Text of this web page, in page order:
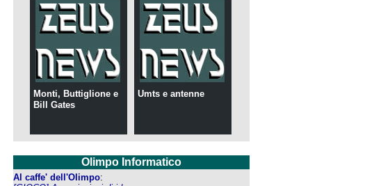
Monti, Buttiglione e
Bill Gates
Umts e antenne
Olimpo Informatico
Al caffe' dell'Olimpo: